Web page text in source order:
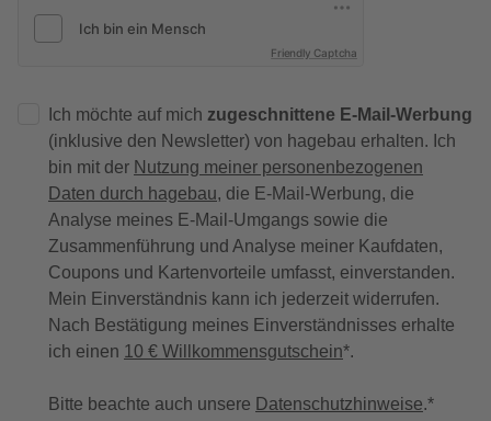
Friendly Captcha
Ich möchte auf mich zugeschnittene E-Mail-Werbung
(inklusive den Newsletter) von hagebau erhalten. Ich
bin mit der Nutzung meiner personenbezogenen
Daten durch hagebau, die E-Mail-Werbung, die
Analyse meines E-Mail-Umgangs sowie die
Zusammenführung und Analyse meiner Kaufdaten,
Coupons und Kartenvorteile umfasst, einverstanden.
Mein Einverständnis kann ich jederzeit widerrufen.
Nach Bestätigung meines Einverständnisses erhalte
ich einen 10 € Willkommensgutschein*.
Bitte beachte auch unsere Datenschutzhinweise.